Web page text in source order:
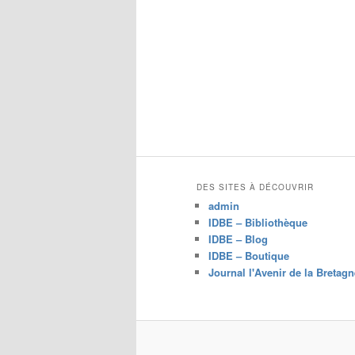
DES SITES À DÉCOUVRIR
admin
IDBE – Bibliothèque
IDBE – Blog
IDBE – Boutique
Journal l'Avenir de la